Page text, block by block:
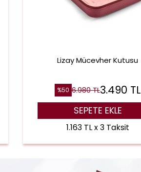
Lizay Mücevher Kutusu
%50 6.980TL3.490 TL
SEPETE EKLE
1.163 TL x 3 Taksit